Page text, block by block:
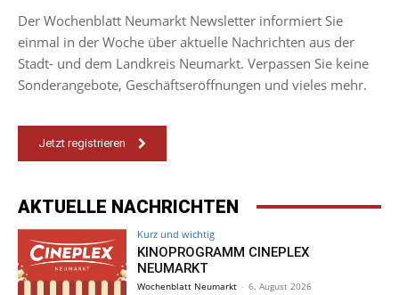
Der Wochenblatt Neumarkt Newsletter informiert Sie
einmal in der Woche über aktuelle Nachrichten aus der
Stadt- und dem Landkreis Neumarkt. Verpassen Sie keine
Sonderangebote, Geschäftseröffnungen und vieles mehr.
Jetzt registrieren
AKTUELLE NACHRICHTEN
Kurz und wichtig
KINOPROGRAMM CINEPLEX
NEUMARKT
Wochenblatt Neumarkt - 6. August 2026